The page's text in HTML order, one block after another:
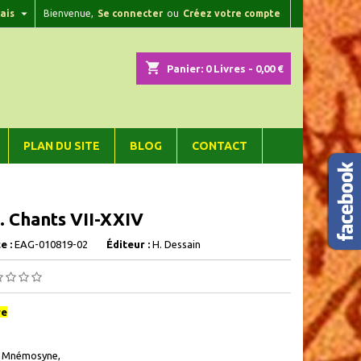
Bienvenue, Se connecter ou Créez votre compte

shopping_cart Panier: 0Livres - 0,00 €
PLAN DU SITE BLOG CONTACT
Chants VII-XXIV
: EAG-010819-02 Éditeur : H. Dessain